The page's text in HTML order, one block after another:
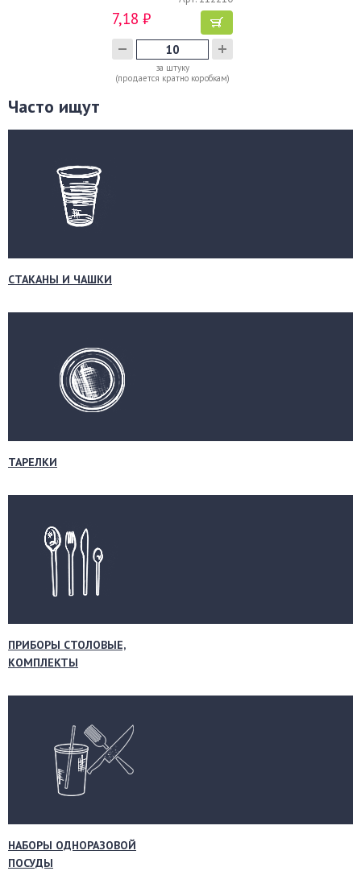
7,18 ₽
за штуку
(продается кратно коробкам)
Часто ищут
СТАКАНЫ И ЧАШКИ
ТАРЕЛКИ
ПРИБОРЫ СТОЛОВЫЕ,
КОМПЛЕКТЫ
НАБОРЫ ОДНОРАЗОВОЙ
ПОСУДЫ